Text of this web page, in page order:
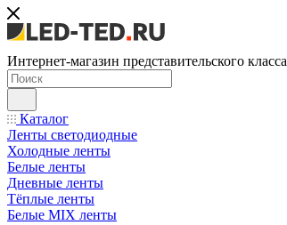
Интернет-магазин представительского класса
Каталог
Ленты светодиодные
Холодные ленты
Белые ленты
Дневные ленты
Тёплые ленты
Белые MIX ленты